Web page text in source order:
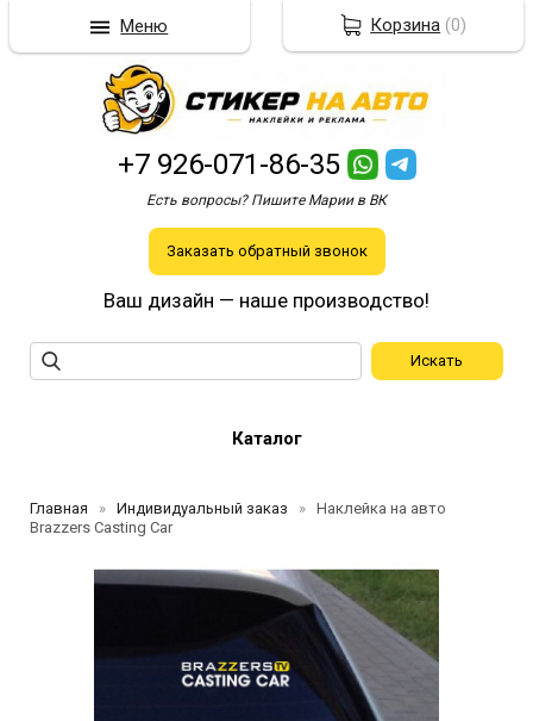
+7 926-071-86-35
Есть вопросы? Пишите Марии в ВК
Заказать обратный звонок
Ваш дизайн — наше производство!
Каталог
Главная Индивидуальный заказ
Наклейка на авто
Brazzers Casting Car
Корзина (0)
Меню